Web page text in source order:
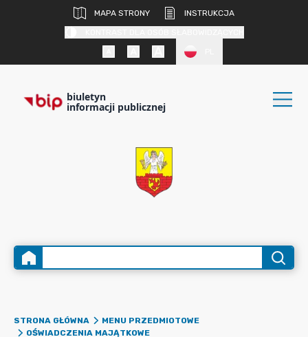
MAPA STRONY
INSTRUKCJA
biuletyn
informacji publicznej
STRONA GŁÓWNA
MENU PRZEDMIOTOWE
OŚWIADCZENIA MAJĄTKOWE